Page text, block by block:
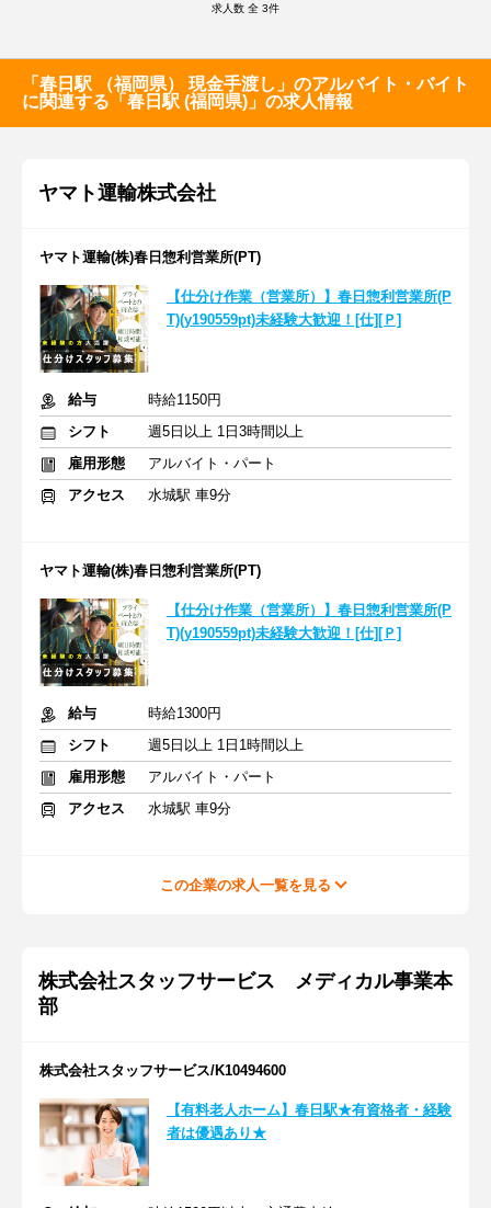
求人数 全 3件
「春日駅 （福岡県） 現金手渡し」のアルバイト・バイト
に関連する「春日駅 (福岡県)」の求人情報
ヤマト運輸株式会社
ヤマト運輸(株)春日惣利営業所(PT)
【仕分け作業（営業所）】春日惣利営業所(P
T)(y190559pt)未経験大歓迎！[仕][Ｐ]
給与
時給1150円
シフト
週5日以上 1日3時間以上
雇用形態
アルバイト・パート
アクセス
水城駅 車9分
ヤマト運輸(株)春日惣利営業所(PT)
【仕分け作業（営業所）】春日惣利営業所(P
T)(y190559pt)未経験大歓迎！[仕][Ｐ]
給与
時給1300円
シフト
週5日以上 1日1時間以上
雇用形態
アルバイト・パート
アクセス
水城駅 車9分
この企業の求人一覧を見る
株式会社スタッフサービス メディカル事業本
部
株式会社スタッフサービス/K10494600
【有料老人ホーム】春日駅★有資格者・経験
者は優遇あり★